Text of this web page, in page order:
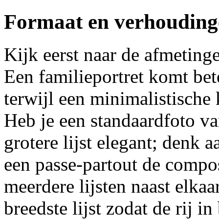
Formaat en
Kijk eerst naar de
Een familieportret komt
terwijl een minimalistische
Heb je een standaardfoto
grotere lijst elegant; denk
een passe‑partout de
meerdere lijsten naast
breedste lijst zodat de rij